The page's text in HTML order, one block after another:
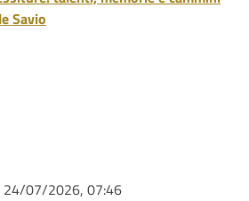
Savio
24/07/2026, 07:46